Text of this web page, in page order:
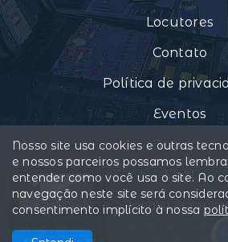
05:00 - 08:00
Locutores
Contato
Política de
Eventos
Notícias
Chat
Peça sua
Nosso site usa cookies e outras
e nossos parceiros possamos
entender como você usa o site. Ao
navegação neste site será
consentimento implícito à nossa